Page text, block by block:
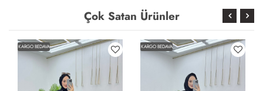
Çok Satan Ürünler
KARGO BEDAVA KARGO BEDAVA